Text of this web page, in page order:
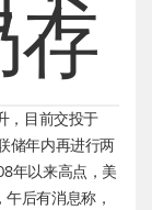
存
，目前交投于
储年内再进行两
年以来高点，美
后有消息称，